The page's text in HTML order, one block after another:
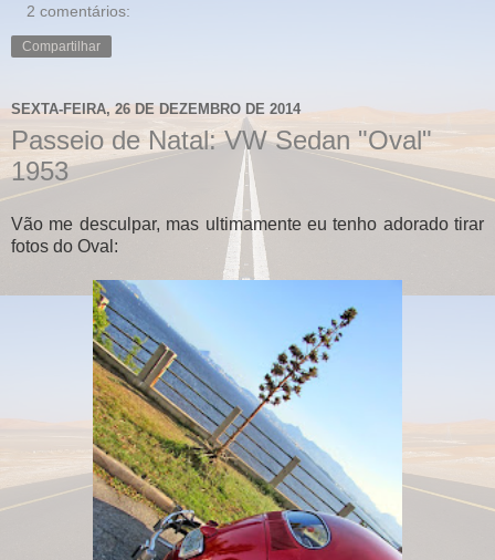
2 comentários:
Compartilhar
SEXTA-FEIRA, 26 DE DEZEMBRO DE 2014
Passeio de Natal: VW Sedan "Oval"
1953
Vão me desculpar, mas ultimamente eu tenho adorado tirar
fotos do Oval: